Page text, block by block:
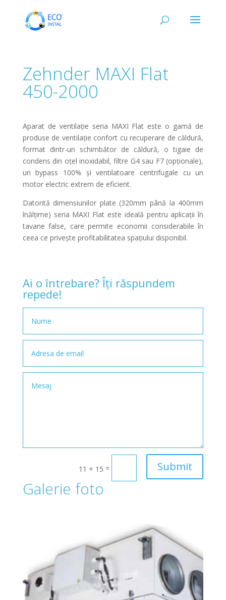
Zehnder MAXI Flat
450-2000
Aparat de ventilație seria MAXI Flat este o gamă de
produse de ventilație confort cu recuperare de căldură,
format dintr-un schimbător de căldură, o tigaie de
condens din oțel inoxidabil, filtre G4 sau F7 (opționale),
un bypass 100% și ventilatoare centrifugale cu un
motor electric extrem de eficient.
Datorită dimensiunilor plate (320mm până la 400mm
înălțime) seria MAXI Flat este ideală pentru aplicații în
tavane false, care permite economii considerabile în
ceea ce privește profitabilitatea spațiului disponibil.
Ai o întrebare? Îți răspundem
repede!
11 + 15 = Submit
Galerie foto